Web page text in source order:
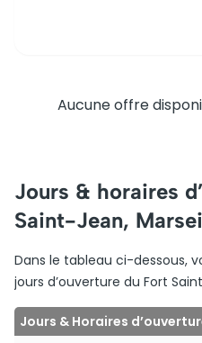
Aucune offre
Jours & horaires
Saint-Jean,
Dans le tableau ci-dessous,
jours d’ouverture du Fort
Jours & Horaires